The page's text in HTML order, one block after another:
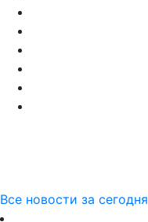
Все новости за сегодня